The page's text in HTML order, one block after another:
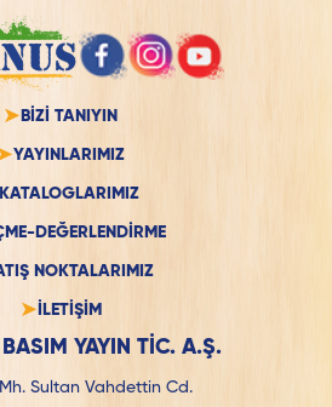
BİZİ TANIYIN
YAYINLARIMIZ
KATALOGLARIMIZ
DEĞERLENDİRME
NOKTALARIMIZ
İLETİŞİM
YAYIN TİC. A.Ş.
Sultan Vahdettin Cd.